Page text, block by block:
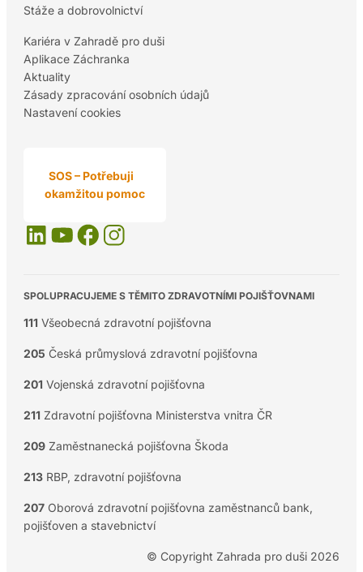
Stáže a dobrovolnictví
Kariéra v Zahradě pro duši
Aplikace Záchranka
Aktuality
Zásady zpracování osobních údajů
Nastavení cookies
SOS – Potřebuji
okamžitou pomoc
SPOLUPRACUJEME S TĚMITO ZDRAVOTNÍMI POJIŠŤOVNAMI
111 Všeobecná zdravotní pojišťovna
205 Česká průmyslová zdravotní pojišťovna
201 Vojenská zdravotní pojišťovna
211 Zdravotní pojišťovna Ministerstva vnitra ČR
209Zaměstnanecká pojišťovna Škoda
213RBP, zdravotní pojišťovna
207Oborová zdravotní pojišťovna zaměstnanců bank,
pojišťoven a stavebnictví
© Copyright Zahrada pro duši 2026